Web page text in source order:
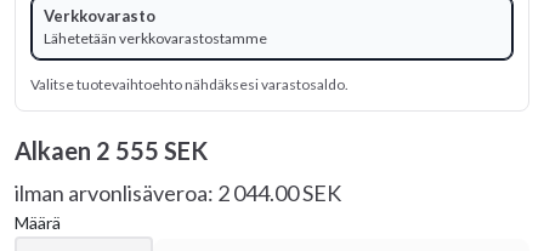
Verkkovarasto
Lähetetään verkkovarastostamme
Valitse tuotevaihtoehto nähdäksesi varastosaldo.
Alkaen 2 555 SEK
ilman arvonlisäveroa: 2 044.00 SEK
Määrä